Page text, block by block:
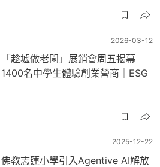
2026-03-12
「趁墟做老闆」展銷會周五揭幕
1400名中學生體驗創業營商｜ESG
2025-12-22
佛教志蓮小學引入Agentive AI解放